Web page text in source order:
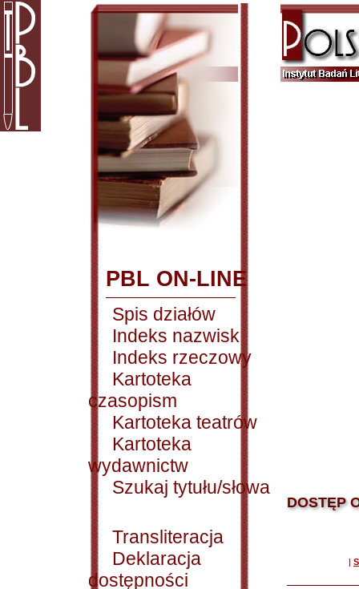
PBL ON-LINE
Spis działów
Indeks nazwisk
Indeks rzeczowy
Kartoteka
czasopism
Kartoteka teatrów
Kartoteka
wydawnictw
Szukaj tytułu/słowa
Transliteracja
Deklaracja
dostępności
DOSTĘP
|